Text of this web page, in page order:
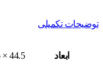
توضیحات تکمیلی
ابعاد 44.5 × 38.6 × 4.5 cm